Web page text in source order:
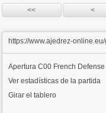
https://www.ajedrez-
AperturaC00 French Defense
Ver estadísticas de la partida
Girar el tablero